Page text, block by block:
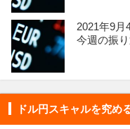
2021年9月
今週の振
ドル円スキャルを究め